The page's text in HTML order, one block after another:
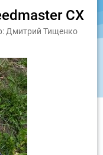
CX
Дмитрий Тищенко